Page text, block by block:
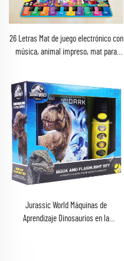
26 Letras Mat de juego electrónico con
música, animal impreso, mat para
niños y niñas de 1 a 3 años
Jurassic World Máquinas de
Aprendizaje Dinosaurios en la